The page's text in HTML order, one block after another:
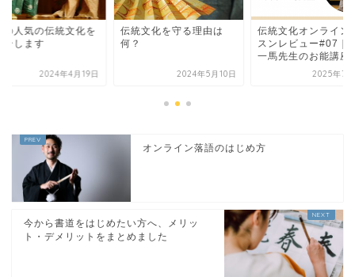
の人気の伝統文化を
介します
2024年4月19日
伝統文化を守る理由は
何？
2024年5月10日
伝統文化オンライン
スンレビュー#07｜
一馬先生のお能講座
2025年7
オンライン落語のはじめ方
今から書道をはじめたい方へ、メリッ
ト・デメリットをまとめました